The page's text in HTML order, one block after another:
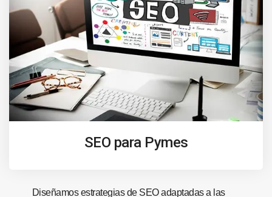
SEO para Pymes
Diseñamos estrategias de SEO adaptadas a las